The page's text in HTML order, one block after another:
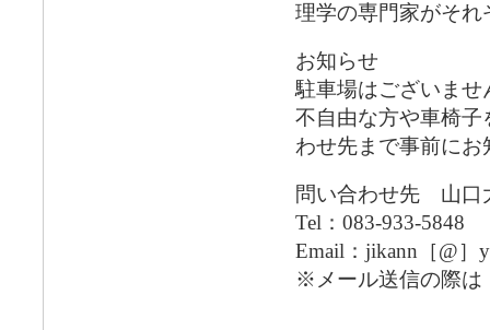
理学の専門家がそ
お知らせ
駐車場はございま
不自由な方や車椅
わせ先まで事前に
問い合わせ先 山口
Tel：083-933-5848
Email：jikann［@］
※メール送信の際は